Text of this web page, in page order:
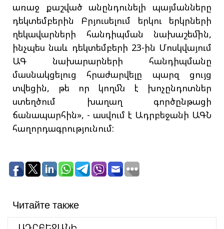
առաջ քաշված անընդունելի պայմանները
դեկտեմբերին Բրյուսելում երկու երկրների
ղեկավարների հանդիպման նախաշեմին,
ինչպես նաև դեկտեմբերի 23-ին Մոսկվայում
ԱԳ նախարարների հանդիպմանը
մասնակցելուց հրաժարվելը պարզ ցույց
տվեցին, թե որ կողմն է խոչընդոտներ
ստեղծում խաղաղ գործընթացի
ճանապարհին», - ասվում է Ադրբեջանի ԱԳՆ
հաղորդագրությունում:
Читайте также